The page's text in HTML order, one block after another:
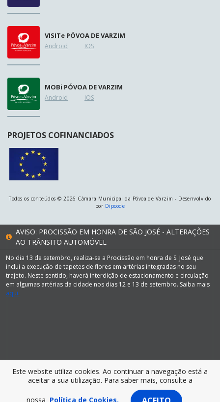
VISITe PÓVOA DE VARZIM
Android IOS
MOBi PÓVOA DE VARZIM
Android IOS
PROJETOS COFINANCIADOS
Todos os conteúdos © 2026 Câmara Municipal da Póvoa de Varzim - Desenvolvido
por Dipcode
AVISO: PROCISSÃO EM HONRA DE SÃO JOSÉ - ALTERAÇÕES
AO TRÂNSITO AUTOMÓVEL
No dia 13 de setembro, realiza-se a Procissão em honra de S. José que
inclui a execução de tapetes de flores em artérias integradas no seu
trajeto. Neste sentido, haverá interdição de estacionamento e circulação
em algumas artérias da cidade nos dias 12 e 13 de setembro. Saiba mais
aqui.
Este website utiliza cookies. Ao continuar a navegação está a
aceitar a sua utilização. Para saber mais, consulte a
nossa Política de Cookies.